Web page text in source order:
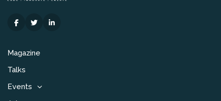
Magazine
Talks
Events